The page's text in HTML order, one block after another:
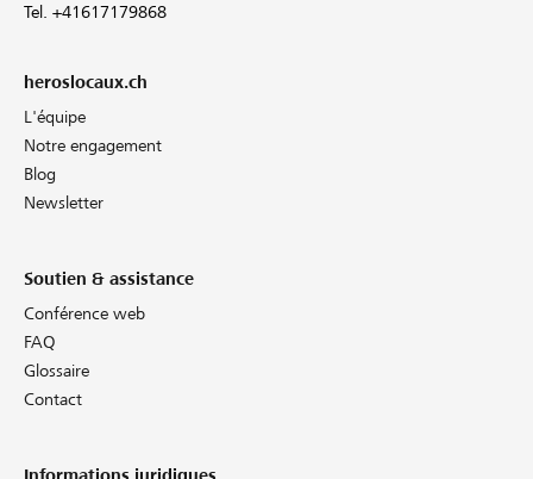
Tel. +41617179868
heroslocaux.ch
L'équipe
Notre engagement
Blog
Newsletter
Soutien & assistance
Conférence web
FAQ
Glossaire
Contact
Informations juridiques